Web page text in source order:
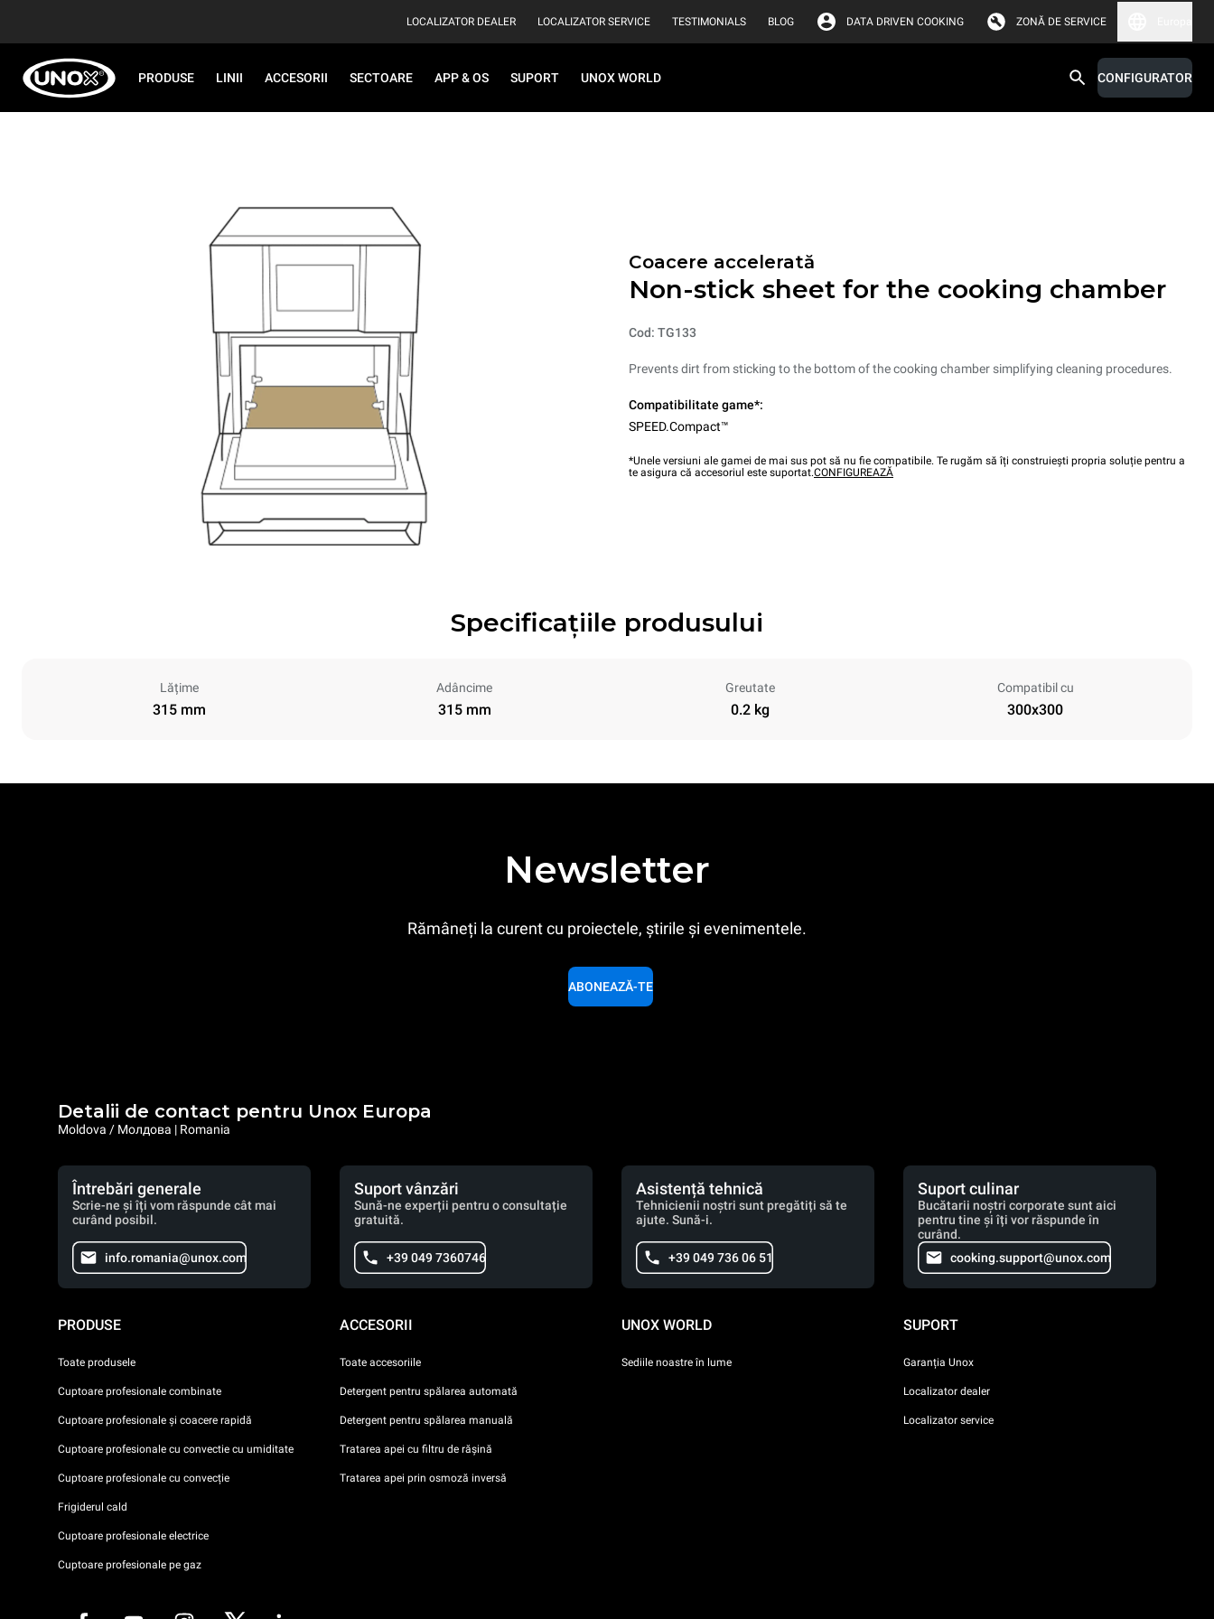
LOCALIZATOR DEALER LOCALIZATOR SERVICE TESTIMONIALS BLOG DATA DRIVEN COOKING ZONĂ DE SERVICE
PRODUSE LINII ACCESORII SECTOARE APP & OS SUPORT UNOX WORLD CONFIGURATOR
Coacere accelerată
Non-stick sheet for the cooking chamber
Cod: TG133
Prevents dirt from sticking to the bottom of the cooking chamber simplifying cleaning procedures.
Compatibilitate game*:
SPEED.Compact™
*Unele versiuni ale gamei de mai sus pot să nu fie compatibile. Te rugăm să îți construiești propria soluție pentru a
te asigura că accesoriul este suportat.CONFIGUREAZĂ
Specificațiile produsului
Lățime
315 mm
Adâncime
315 mm
Greutate
0.2 kg
Compatibil cu
300x300
Newsletter
Rămâneți la curent cu proiectele, știrile și evenimentele.
ABONEAZĂ-TE
Detalii de contact pentru Unox Europa
Moldova / Молдова | Romania
Întrebări generale
Scrie-ne și îți vom răspunde cât mai
curând posibil.
info.romania@unox.com
Suport vânzări
Sună-ne experții pentru o consultație
gratuită.
+39 049 7360746
Asistență tehnică
Tehnicienii noștri sunt pregătiți să te
ajute. Sună-i.
+39 049 736 06 51
Suport culinar
Bucătarii noștri corporate sunt aici
pentru tine și îți vor răspunde în
curând.
cooking.support@unox.com
PRODUSE
Toate produsele
Cuptoare profesionale combinate
Cuptoare profesionale și coacere rapidă
Cuptoare profesionale cu convectie cu umiditate
Cuptoare profesionale cu convecție
Frigiderul cald
Cuptoare profesionale electrice
Cuptoare profesionale pe gaz
ACCESORII
Toate accesoriile
Detergent pentru spălarea automată
Detergent pentru spălarea manuală
Tratarea apei cu filtru de rășină
Tratarea apei prin osmoză inversă
UNOX WORLD
Sediile noastre în lume
SUPORT
Garanția Unox
Localizator dealer
Localizator service